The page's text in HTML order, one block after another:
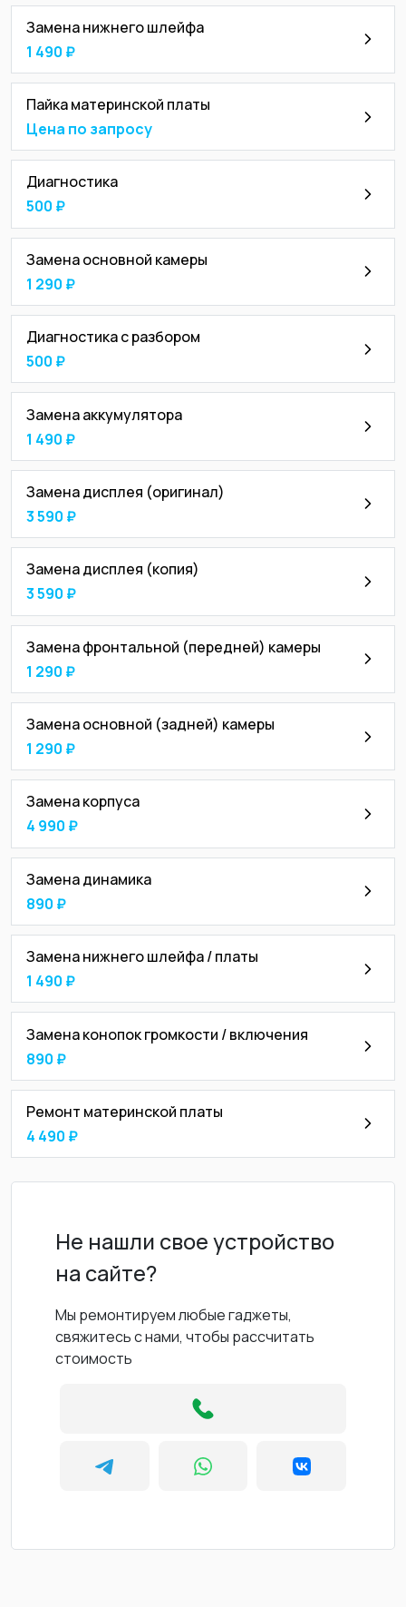
Замена нижнего шлейфа
1 490 ₽
Пайка материнской платы
Цена по запросу
Диагностика
500 ₽
Замена основной камеры
1 290 ₽
Диагностика с разбором
500 ₽
Замена аккумулятора
1 490 ₽
Замена дисплея (оригинал)
3 590 ₽
Замена дисплея (копия)
3 590 ₽
Замена фронтальной (передней) камеры
1 290 ₽
Замена основной (задней) камеры
1 290 ₽
Замена корпуса
4 990 ₽
Замена динамика
890 ₽
Замена нижнего шлейфа / платы
1 490 ₽
Замена конопок громкости / включения
890 ₽
Ремонт материнской платы
4 490 ₽
Не нашли свое устройство
на сайте?
Мы ремонтируем любые гаджеты,
свяжитесь с нами, чтобы рассчитать
стоимость